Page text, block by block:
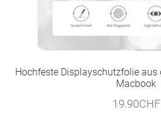
Hochfeste Displayschutzfolie aus
Macbook
19.90CHF